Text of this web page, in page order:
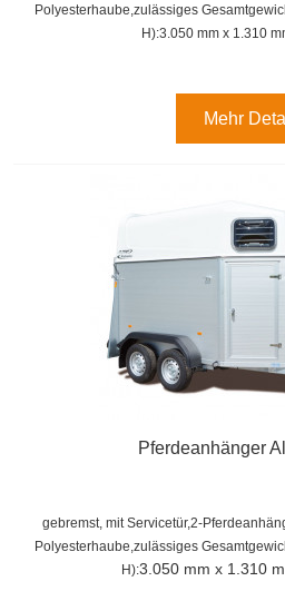
Polyesterhaube,zulässiges
H):3.050 mm x 1.310
Mehr
Pferdeanhänger
gebremst, mit Servicetür,2-
Polyesterhaube,zulässiges
H):3.050 mm x 1.310